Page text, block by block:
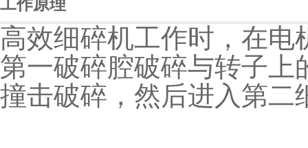
工作原理
高效细碎机工作时，在电
第一破碎腔破碎与转子上
撞击破碎，然后进入第二